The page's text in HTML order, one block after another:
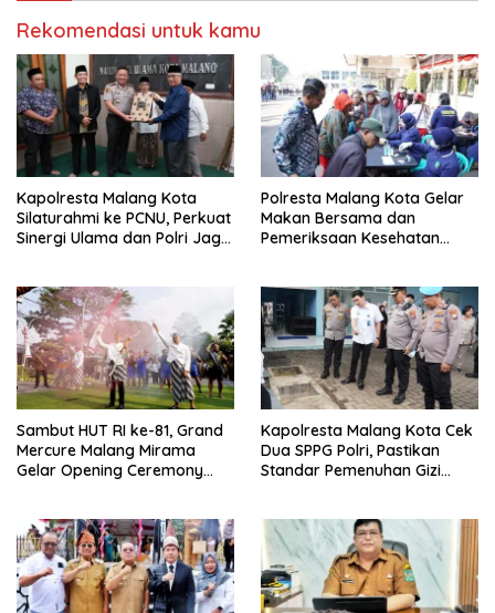
Rekomendasi untuk kamu
Kapolresta Malang Kota
Silaturahmi ke PCNU, Perkuat
Sinergi Ulama dan Polri Jaga
Polresta Malang Kota Gelar
Makan Bersama dan
Pemeriksaan Kesehatan
Sambut HUT RI ke-81, Grand
Mercure Malang Mirama
Gelar Opening Ceremony
Kapolresta Malang Kota Cek
Dua SPPG Polri, Pastikan
Standar Pemenuhan Gizi